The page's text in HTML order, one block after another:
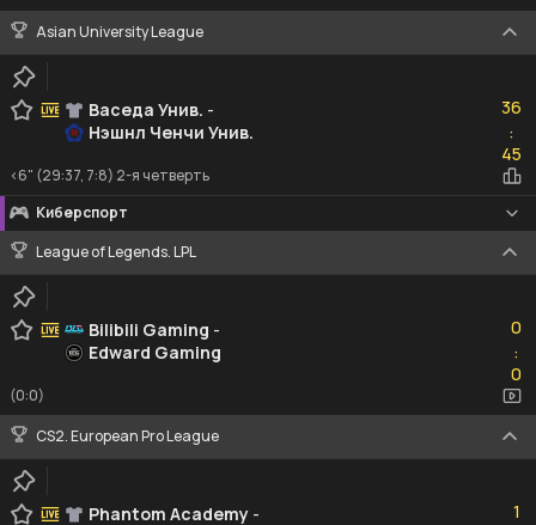
Asian University League
Васеда Унив. -
Нэшнл Ченчи Унив.
36
:45
45
<6" (29:37, 7:8) 2-я четверть
Киберспорт
League of Legends. LPL
Bilibili Gaming -
Edward Gaming
0
:0
0
(0:0)
CS2. European Pro League
Phantom Academy -
1